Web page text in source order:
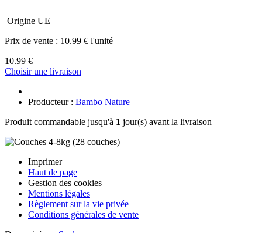
Origine UE
Prix de vente : 10.99 € l'unité
10.99 €
Choisir une livraison
Producteur : Bambo Nature
Produit commandable jusqu'à 1 jour(s) avant la livraison
Imprimer
Haut de page
Gestion des cookies
Mentions légales
Règlement sur la vie privée
Conditions générales de vente